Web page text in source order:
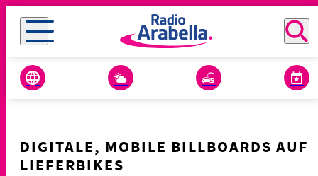
DIGITALE, MOBILE BILLBOARDS AUF
LIEFERBIKES